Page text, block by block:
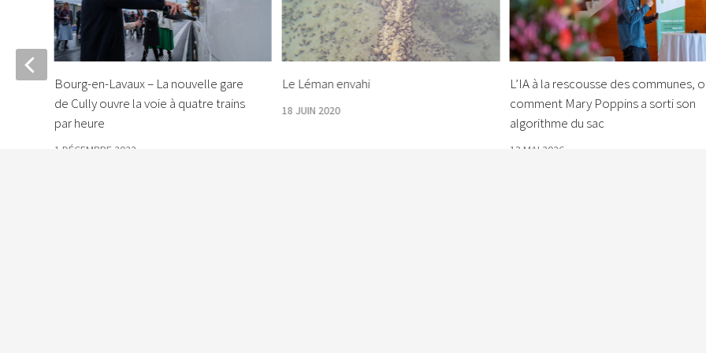
Le Léman envahi
18 JUIN 2020
L’IA à la rescousse des communes,
comment Mary Poppins a sorti son
algorithme du sac
13 MAI 2026
Bourg-en-Lavaux – La nouvelle gare
de Cully ouvre la voie à quatre trains
par heure
1 DÉCEMBRE 2022